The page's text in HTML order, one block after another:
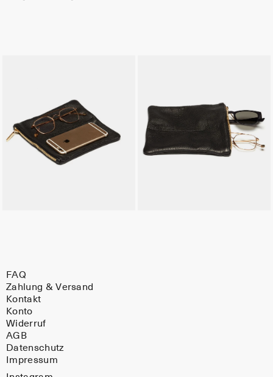
FAQ
Zahlung & Versand
Kontakt
Konto
Widerruf
AGB
Datenschutz
Impressum